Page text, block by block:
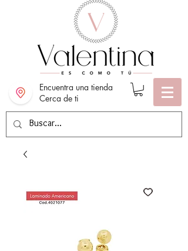
Encuentra una tienda
Cerca de ti